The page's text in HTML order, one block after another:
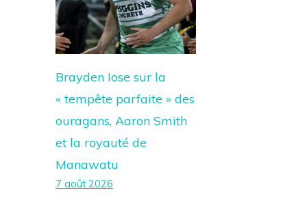
Brayden Iose sur la
« tempête parfaite » des
ouragans, Aaron Smith
et la royauté de
Manawatu
7 août 2026